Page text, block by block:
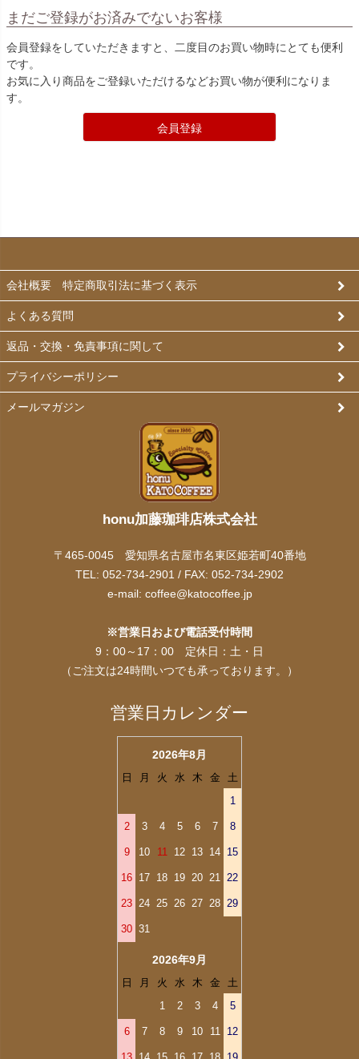
まだご登録がお済みでないお客様
会員登録をしていただきますと、二度目のお買い物時にとても便利
です。
お気に入り商品をご登録いただけるなどお買い物が便利になりま
す。
会員登録
honu加藤珈琲店株式会社
〒465-0045 愛知県名古屋市名東区姫若町40番地
TEL: 052-734-2901 / FAX: 052-734-2902
e-mail: coffee@katocoffee.jp
※営業日および電話受付時間
9：00～17：00 定休日：土・日
（ご注文は24時間いつでも承っております。）
営業日カレンダー
2026年8月
日 月 火 水 木 金
土
1
2 3 4 5 6 7 8
9 10 11 12 13 14 15
16 17 18 19 20 21 22
23 24 25 26 27 28 29
30 31
2026年9月
日 月 火 水 木 金
土
1
2 3 4 5
6 7 8 9 10 11 12
会社概要 特定商取引法に基づく表示
よくある質問
返品・交換・免責事項に関して
プライバシーポリシー
メールマガジン